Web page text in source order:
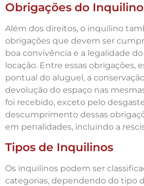
Obrigações do Inquilino
Além dos direitos, o inquilino
obrigações que devem ser
boa convivência e a legalidade
locação. Entre essas obrigações,
pontual do aluguel, a
devolução do espaço nas
foi recebido, exceto pelo
descumprimento dessas
em penalidades, incluindo a
Tipos de Inquilinos
Os inquilinos podem ser
categorias, dependendo do tipo